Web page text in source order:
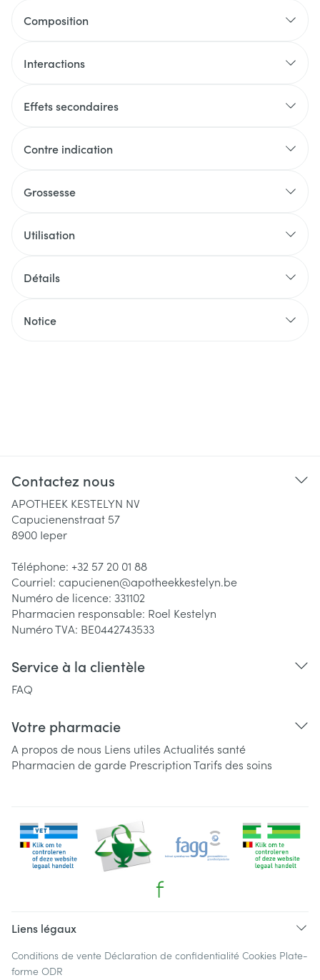
Composition
Interactions
Effets secondaires
Contre indication
Grossesse
Utilisation
Détails
Notice
Contactez nous
APOTHEEK KESTELYN NV
Capucienenstraat 57
8900 Ieper
Téléphone: +32 57 20 01 88
Courriel: capucienen@apotheekkestelyn.be
Numéro de licence: 331102
Pharmacien responsable: Roel Kestelyn
Numéro TVA: BE0442743533
Service à la clientèle
FAQ
Votre pharmacie
A propos de nous Liens utiles Actualités santé
Pharmacien de garde PrescriptionTarifs des soins
Liens légaux
Conditions de vente Déclaration de confidentialité Cookies Plate-
forme ODR